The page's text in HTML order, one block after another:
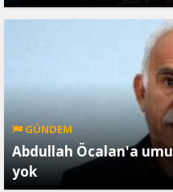
GÜNDEM
Abdullah Öcalan'a
yok